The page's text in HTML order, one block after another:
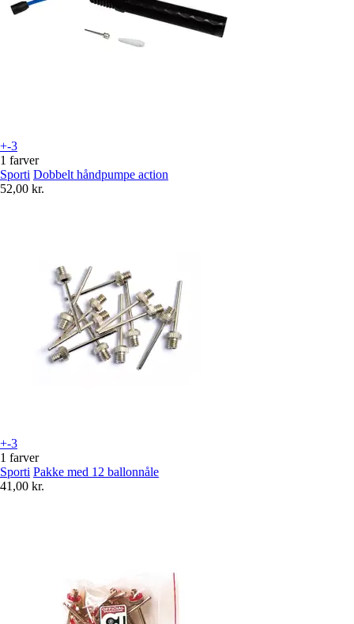
+-3
1 farver
Sporti Dobbelt håndpumpe action
52,00 kr.
+-3
1 farver
Sporti Pakke med 12 ballonnåle
41,00 kr.